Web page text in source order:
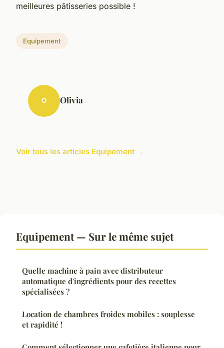
meilleures pâtisseries possible !
Equipement
O Olivia
Voir tous les articles Equipement →
Equipement — Sur le même sujet
Quelle machine à pain avec distributeur
automatique d'ingrédients pour des recettes
spécialisées ?
Location de chambres froides mobiles : souplesse
et rapidité !